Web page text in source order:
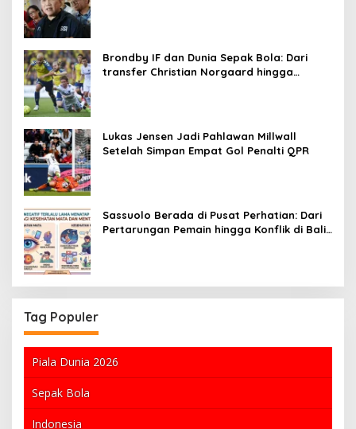
Brondby IF dan Dunia Sepak Bola: Dari
transfer Christian Norgaard hingga
Lukas Jensen Jadi Pahlawan Millwall
Setelah Simpan Empat Gol Penalti QPR
Sassuolo Berada di Pusat Perhatian: Dari
Pertarungan Pemain hingga Konflik di Balik
Tag Populer
Piala Dunia 2026
Sepak Bola
Indonesia